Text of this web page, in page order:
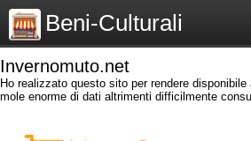
Beni-Culturali
Invernomuto.net
Ho realizzato questo sito per rendere
mole enorme di dati altrimenti difficilmente